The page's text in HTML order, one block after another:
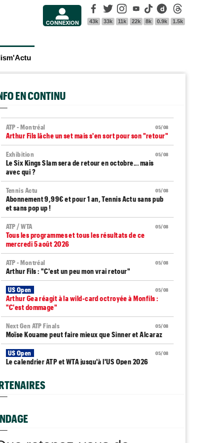
CONNEXION
Facebook
43k
Twitter
33k
Instagram
11k
Youtube
22k
Tik Tok
8k
Dailymotion
0.9k 1.5k
EN CONTINU
05/08
ATP - Montréal
Arthur Fils lâche un set mais s'en sort pour son "retour"
05/08
Exhibition
Le Six Kings Slam sera de retour en octobre... mais
avec qui ?
05/08
Tennis Actu
Abonnement 9,99€ et pour 1 an, Tennis Actu sans pub
et sans pop up !
05/08
ATP / WTA
Tous les programmes et tous les résultats de ce
mercredi 5 août 2026
05/08
ATP - Montréal
Arthur Fils : "C'est un peu mon vrai retour"
05/08
US Open
Arthur Gea réagit à la wild-card octroyée à Monfils :
"C'est dommage"
05/08
Next Gen ATP Finals
Moïse Kouame peut faire mieux que Sinner et Alcaraz
05/08
US Open
Le calendrier ATP et WTA jusqu'à l'US Open 2026
ATP - Montréal
Zverev : "Vous pensez que Djokovic se soucie d’une
prime ?"
WTA - Toronto
Elena Rybakina peut détrôner Aryna Sabalenka à
Toronto